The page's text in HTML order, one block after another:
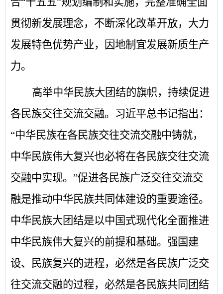
贯彻新发展理念，不断深化改革开放，大力
发展特色优势产业，因地制宜发展新质生产
力。
高举中华民族大团结的旗帜，持续促进
各民族交往交流交融。习近平总书记指出：
“中华民族在各民族交往交流交融中铸就，
中华民族伟大复兴也必将在各民族交往交流
交融中实现。”促进各民族广泛交往交流交
融是推动中华民族共同体建设的重要途径。
中华民族大团结是以中国式现代化全面推进
中华民族伟大复兴的前提和基础。强国建
设、民族复兴的进程，必然是各民族广泛交
往交流交融的过程，必然是各民族共同团结